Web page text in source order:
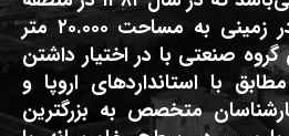
ویژه اقتصادی بوشهر در زمینی به مساحت ۲۰.۰۰۰ متر
صنعتی با در اختیار داشتن
با استانداردهای اروپا و
متخصص به بزرگترین